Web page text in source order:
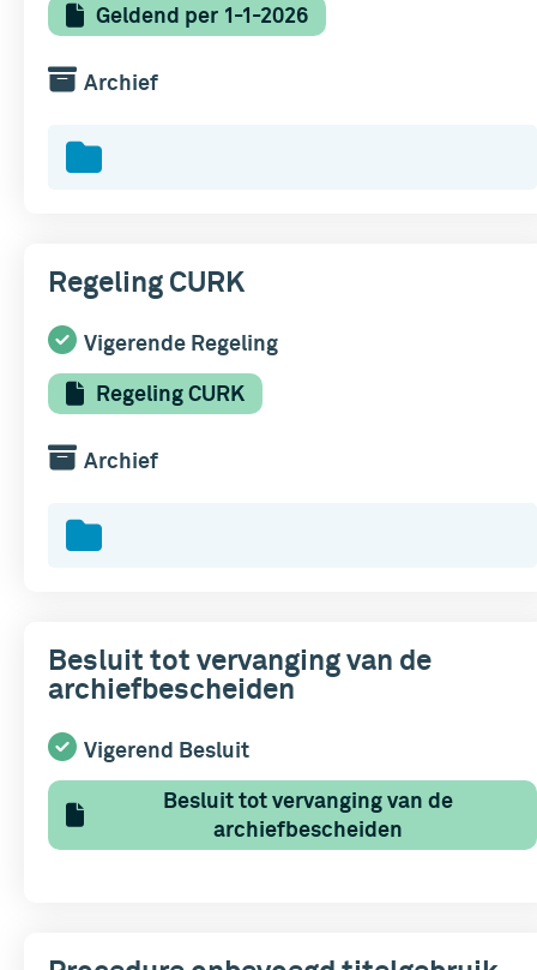
Geldend per 1-1-2026
Archief
Regeling CURK
Vigerende Regeling
Regeling CURK
Archief
Besluit tot vervanging van de
archiefbescheiden
Vigerend Besluit
Besluit tot vervanging van de
archiefbescheiden